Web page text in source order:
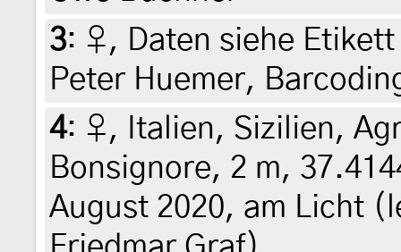
3: ♀, Daten siehe
Peter Huemer,
4: ♀, Italien, Sizilien,
Bonsignore, 2 m,
August 2020, am Licht